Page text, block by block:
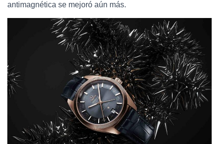
antimagnética se mejoró aún más.